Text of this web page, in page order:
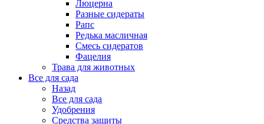
Люцерна
Разные сидераты
Рапс
Редька масличная
Смесь сидератов
Фацелия
Трава для животных
Все для сада
Назад
Все для сада
Удобрения
Средства защиты